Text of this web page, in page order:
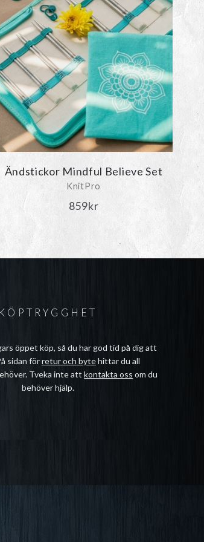
Ändstickor Mindful Believe Set
KnitPro
859kr
De
olika
alternativen
kan
väljas
på
produktsidan
KÖPTRYGGHET
öppet köp, så du har god tid på dig att
sidan förretur och bytehittar du all
Tveka inte attkontakta oss om du
behöver hjälp.